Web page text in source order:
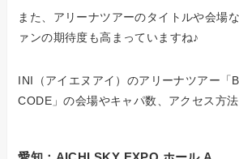
また、アリーナツアーのタイトルや会場
ァンの期待度も高まっていますね♪
INI（アイエヌアイ）のアリーナツアー「
CODE」の会場やキャパ数、アクセス方法